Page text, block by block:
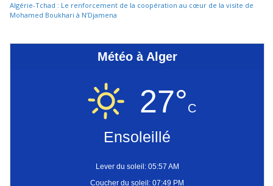
Algérie-Tchad : Le renforcement de la coopération au cœur de la visite de
Mohamed Boukhari à N’Djamena
Météo à Alger
27°C
Ensoleillé
Lever du soleil: 05:57 AM
Coucher du soleil: 07:49 PM